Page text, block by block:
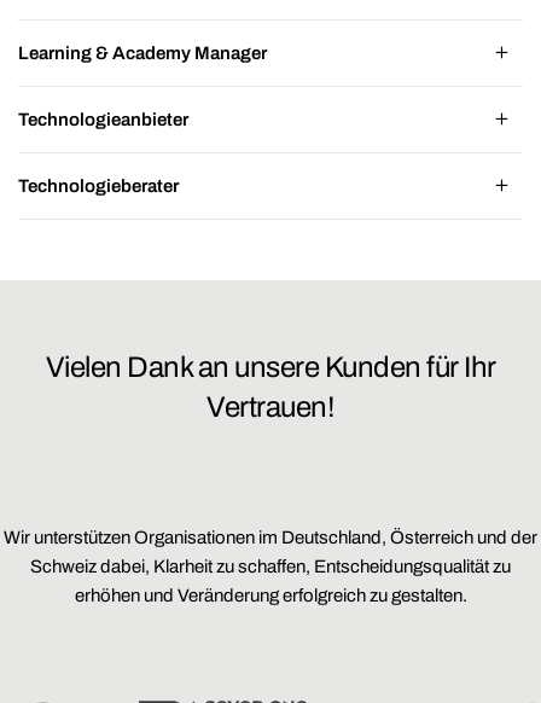
Learning & Academy Manager
Technologieanbieter
Technologieberater
Vielen Dank an unsere Kunden für Ihr
Vertrauen!
Wir unterstützen Organisationen im Deutschland, Österreich und der
Schweiz dabei, Klarheit zu schaffen, Entscheidungsqualität zu
erhöhen und Veränderung erfolgreich zu gestalten.